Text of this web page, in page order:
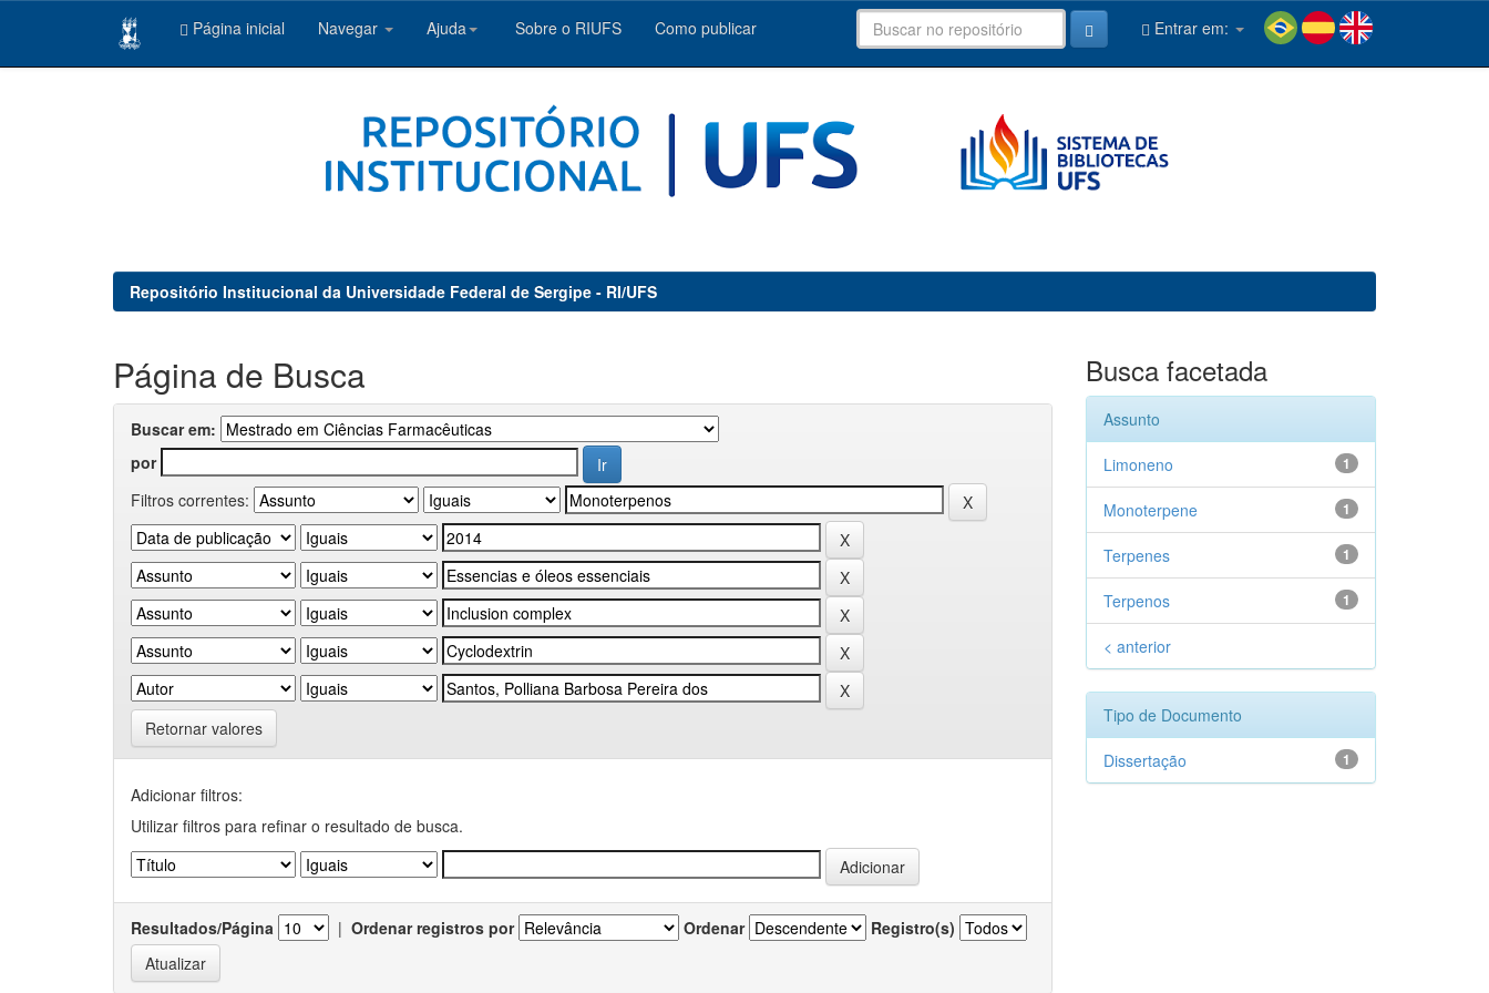
Página inicial Navegar Ajuda Sobre o RIUFS Como publicar Entrar em:
Repositório Institucional da Universidade Federal de Sergipe - RI/UFS
Página de Busca
Buscar em:
por
Filtros correntes:
Retornar valores
Adicionar filtros:
Utilizar filtros para refinar o resultado de busca.
Resultados/Página | Ordenar registros por Ordenar Registro(s)
Busca facetada
Assunto
1
Limoneno
1
Monoterpene
1
Terpenes
1
Terpenos
< anterior
Tipo de Documento
1
Dissertação